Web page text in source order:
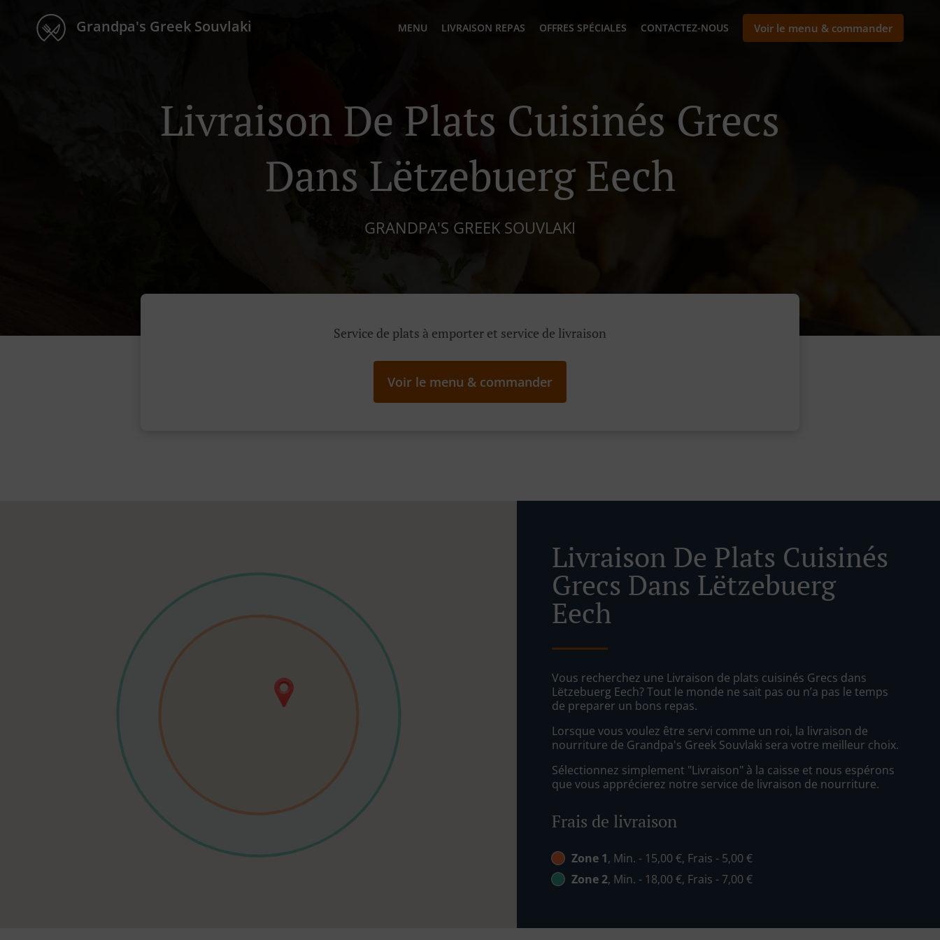
Grandpa's Greek Souvlaki MENU LIVRAISON REPAS OFFRES SPÉCIALES CONTACTEZ-NOUS Voir le menu & commander
Livraison De Plats Cuisinés Grecs
Dans Lëtzebuerg Eech
GRANDPA'S GREEK SOUVLAKI
Service de plats à emporter et service de livraison
Voir le menu & commander
Livraison De Plats Cuisinés
Grecs Dans Lëtzebuerg
Eech
Vous recherchez une Livraison de plats cuisinés Grecs dans
Lëtzebuerg Eech? Tout le monde ne sait pas ou n’a pas le temps
de preparer un bons repas.
Lorsque vous voulez être servi comme un roi, la livraison de
nourriture de Grandpa's Greek Souvlaki sera votre meilleur choix.
Sélectionnez simplement "Livraison" à la caisse et nous espérons
que vous apprécierez notre service de livraison de nourriture.
Frais de livraison
Zone 1, Min. - 15,00 €, Frais - 5,00 €
Zone 2, Min. - 18,00 €, Frais - 7,00 €